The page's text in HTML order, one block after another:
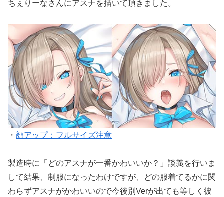
ちぇりーなさんにアスナを描いて頂きました。
・ 顔アップ：フルサイズ注意
製造時に「どのアスナが一番かわいいか？」談義を行いま
して結果、制服になったわけですが、どの服着てるかに関
わらずアスナがかわいいので今後別Verが出ても等しく彼